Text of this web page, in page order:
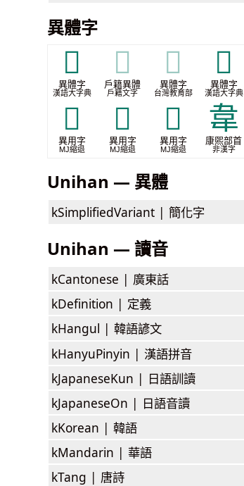
異體字
𡙝
異體字
漢語大字典
𡙝
戶籍異體
戶籍文字
𡙝
異體字
台灣教育部
𡚈
異體字
漢語大字典
𮧮
異用字
MJ縮退
𮧯
異用字
MJ縮退
𮧰
異用字
MJ縮退
⾱
康煕部首
非漢字
Unihan — 異體
kSimplifiedVariant | 簡化字
Unihan — 讀音
kCantonese | 廣東話
kDefinition | 定義
kHangul | 韓語諺文
kHanyuPinyin | 漢語拼音
kJapaneseKun | 日語訓讀
kJapaneseOn | 日語音讀
kKorean | 韓語
kMandarin | 華語
kTang | 唐詩